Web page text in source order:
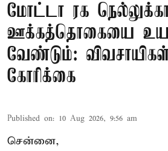
மோட்டா ரக
ஊக்கத்தொகையை
வேண்டும்:
கோரிக்கை
Published on: 10 Aug 2026, 9:56 am
சென்னை,